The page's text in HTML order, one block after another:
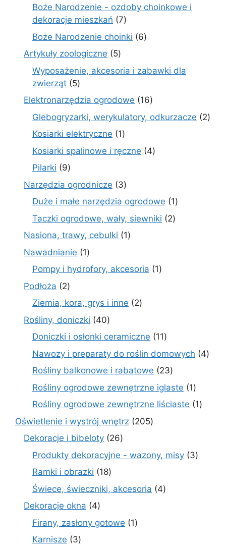
produkt
Boże Narodzenie - ozdoby choinkowe i
dekoracje mieszkań 77
produktów
Boże Narodzenie choinki 66
Artykuły zoologiczne 55
produktów
Wyposażenie, akcesoria i zabawki dla
zwierząt 55
produktów
Elektronarzędzia ogrodowe 1616
produktów
Glebogryzarki, werykulatory, odkurzacze 22
Kosiarki elektryczne 11
produkt
Kosiarki spalinowe i ręczne 44
Pilarki 99
produktów
Narzędzia ogrodnicze 33
produkty
Duże i małe narzędzia ogrodowe 11
Taczki ogrodowe, wały, siewniki 22
Nasiona, trawy, cebulki 11
Nawadnianie 11
produkt
Pompy i hydrofory, akcesoria 11
Podłoża 22
Ziemia, kora, grys i inne 22
Rośliny, doniczki 4040
produktów
Doniczki i osłonki ceramiczne 1111
produktów
Nawozy i preparaty do roślin domowych 44
Rośliny balkonowe i rabatowe 2323
produkty
Rośliny ogrodowe zewnętrzne iglaste 11
produkt
Rośliny ogrodowe zewnętrzne liściaste 11
Oświetlenie i wystrój wnętrz 205205
Dekoracje i bibeloty 2626
Produkty dekoracyjne - wazony, misy 33
Ramki i obrazki 1818
produktów
Świece, świeczniki, akcesoria 44
Dekoracje okna 44
produkty
Firany, zasłony gotowe 11
Karnisze 33